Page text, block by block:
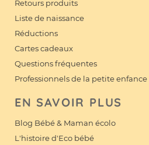
Retours produits
Liste de naissance
Réductions
Cartes cadeaux
Questions fréquentes
Professionnels de la petite enfance
EN SAVOIR PLUS
Blog Bébé & Maman écolo
L'histoire d'Eco bébé